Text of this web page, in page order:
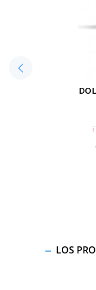
LOS